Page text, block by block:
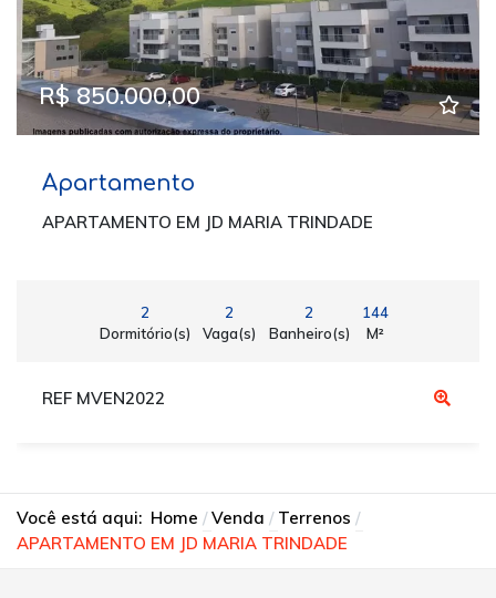
R$ 850.000,00
Apartamento
APARTAMENTO EM JD MARIA TRINDADE
2
Dormitório(s)
2
Vaga(s)
2
Banheiro(s)
144
M²
REF MVEN2022
Você está aqui: Home Venda
Terrenos
APARTAMENTO EM JD MARIA TRINDADE